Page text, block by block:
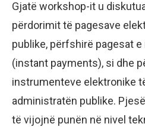
Gjatë workshop-it u
përdorimit të pagesave
publike, përfshirë pagesat
(instant payments), si dhe
instrumenteve elektronike
administratën publike.
të vijojnë punën në nivel